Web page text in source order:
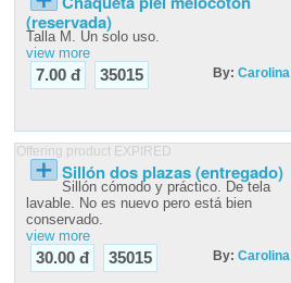
(reservada)
Talla M. Un solo uso.
view more
7.00 đ 35015 By: Carolina
Offering product EXPIRED
Sillón dos plazas (entregado)
Sillón cómodo y práctico. De tela
lavable. No es nuevo pero está bien
conservado.
view more
30.00 đ 35015 By: Carolina